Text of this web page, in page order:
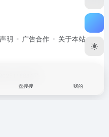
明 广告合作 关于本站
盘搜搜 我的